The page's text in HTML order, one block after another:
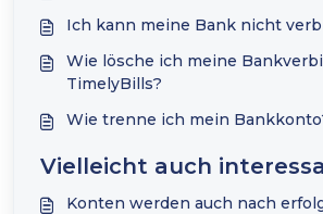
Ich kann meine Bank nicht
Wie lösche ich meine
TimelyBills?
Wie trenne ich mein
Vielleicht auch
Konten werden auch nach